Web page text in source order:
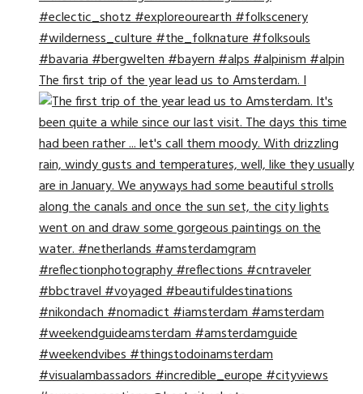
The first trip of the year lead us to Amsterdam. I